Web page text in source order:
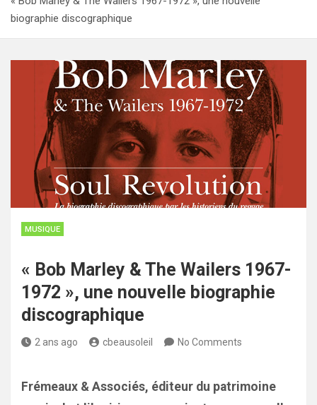
biographie discographique
MUSIQUE
« Bob Marley & The Wailers 1967-
1972 », une nouvelle biographie
discographique
2 ans ago cbeausoleil No Comments
Frémeaux & Associés, éditeur du patrimoine